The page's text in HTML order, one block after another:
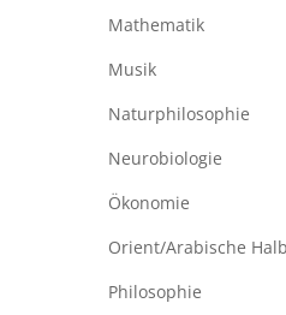
Mathematik
Musik
Naturphilosophie
Neurobiologie
Ökonomie
Orient/Arabische
Philosophie